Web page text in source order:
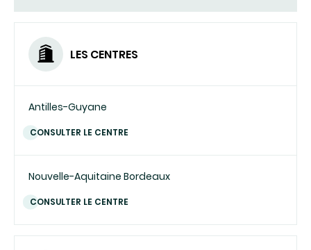
COURRIEL)
LES CENTRES
Antilles-Guyane
CONSULTER LE CENTRE
Nouvelle-Aquitaine Bordeaux
CONSULTER LE CENTRE